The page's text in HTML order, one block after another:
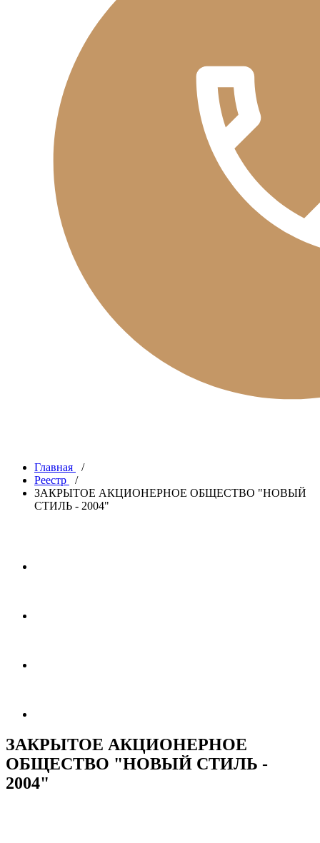
Главная
/
Реестр
/
ЗАКРЫТОЕ АКЦИОНЕРНОЕ ОБЩЕСТВО "НОВЫЙ
СТИЛЬ - 2004"
ЗАКРЫТОЕ АКЦИОНЕРНОЕ
ОБЩЕСТВО "НОВЫЙ СТИЛЬ -
2004"